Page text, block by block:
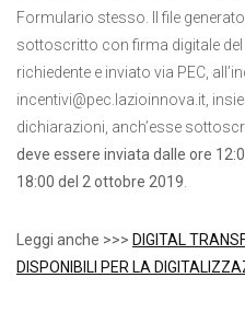
Formulario stesso. Il file
sottoscritto con firma digitale del
richiedente e inviato via PEC,
incentivi@pec.lazioinnova.it,
dichiarazioni, anch’esse
deve essere inviata dalle ore
18:00 del 2 ottobre 2019
Leggi anche >>> DIGITAL
DISPONIBILI PER LA